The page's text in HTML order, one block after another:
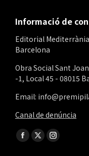
Informació de
Editorial
Barcelona
Obra Social Sant
-1, Local 45 - 08015
Email:
Canal de denúncia
Find us on:
Facebook
X
Instagram